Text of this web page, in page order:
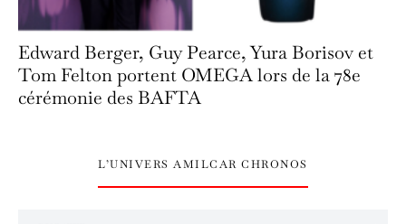
Edward Berger, Guy Pearce, Yura Borisov et
Tom Felton portent OMEGA lors de la 78e
cérémonie des BAFTA
L’UNIVERS AMILCAR CHRONOS